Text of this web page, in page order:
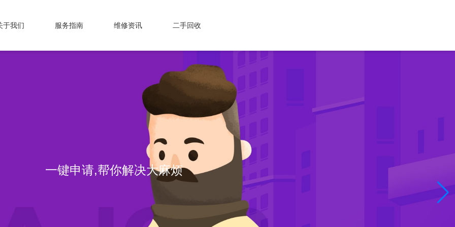
于我们 服务指南 维修资讯 二手回收
一键申请,帮你解决大麻烦